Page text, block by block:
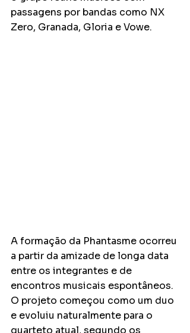
passagens por bandas como NX
Zero, Granada, Gloria e Vowe.
A formação da Phantasme ocorreu
a partir da amizade de longa data
entre os integrantes e de
encontros musicais espontâneos.
O projeto começou como um duo
e evoluiu naturalmente para o
quarteto atual, segundo os